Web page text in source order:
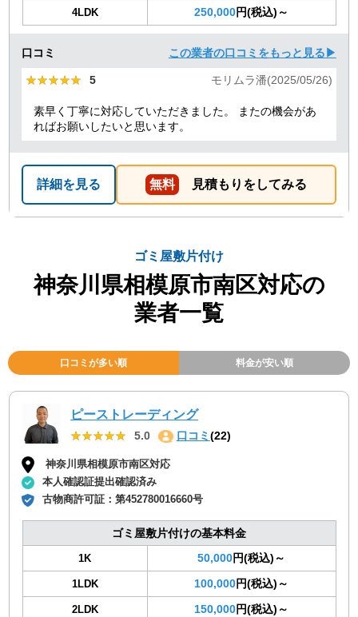
4LDK 250,000円(税込)～
口コミ この業者の口コミをもっと見る▶
★★★★★
★★★★★ 5 モリムラ潘(2025/05/26)
素早く丁寧に対応していただきました。 またの機会があ
ればお願いしたいと思います。
詳細を見る 無料 見積もりをしてみる
ゴミ屋敷片付け
神奈川県相模原市南区対応の
業者一覧
口コミが多い順 料金が安い順
ピーストレーディング
★★★★★
★★★★★ 5.0 口コミ (22)
神奈川県相模原市南区対応
本人確認証提出確認済み
古物商許可証：第452780016660号
ゴミ屋敷片付けの基本料金
1K 50,000円(税込)～
1LDK 100,000円(税込)～
2LDK 150,000円(税込)～